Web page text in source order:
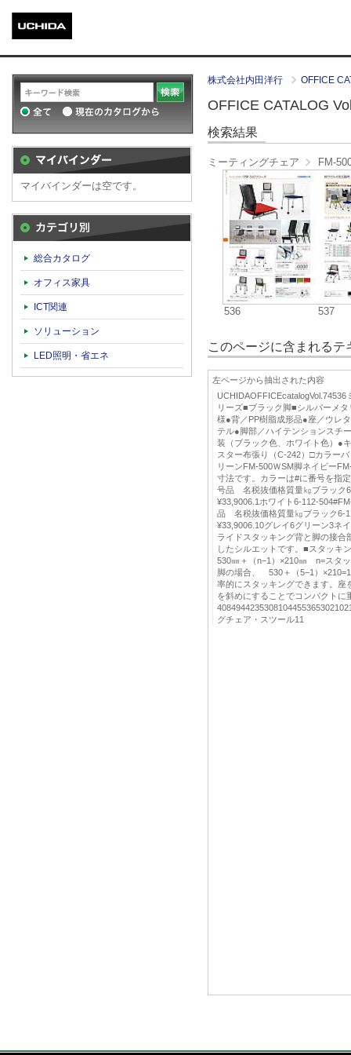
株式会社内田洋行 OFFICE
OFFICE CATALOG
検索結果
ミーティングチェア FM-
536 537
このページに含まれる
左ページから抽出された内容
リーズ■ブラック脚■シルバーメ
様●背／PP樹脂成形品●座／ウレ
テル●脚部／ハイテンションスチ
装（ブラック色、ホワイト色）●
スター布張り（C-242）□カラー
リーンFM-500ＷSM脚ネイビー
寸法です。カラーは#に番号を指
号品 名税抜価格質量㎏ブラック
¥33,9006.1ホワイト6-112-
品 名税抜価格質量㎏ブラック6-
¥33,9006.10グレイ6グリーン3ネ
ライドスタッキング背と脚の接合
したシルエットです。■スタッ
530㎜＋（n−1）×210㎜ n=スタ
脚の場合、 530＋（5−1）
率的にスタッキングできます。座
を斜めにすることでコンパクトに
グチェア・スツール11
マイバインダーは空です。
総合カタログ
オフィス家具
ICT関連
ソリューション
LED照明・省エネ